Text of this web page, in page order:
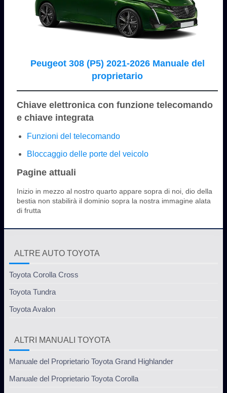
Peugeot 308 (P5) 2021-2026 Manuale del
proprietario
Chiave elettronica con funzione telecomando
e chiave integrata
Funzioni del telecomando
Bloccaggio delle porte del veicolo
Pagine attuali
Inizio in mezzo al nostro quarto appare sopra di noi, dio della
bestia non stabilirà il dominio sopra la nostra immagine alata
di frutta
ALTRE AUTO TOYOTA
Toyota Corolla Cross
Toyota Tundra
Toyota Avalon
ALTRI MANUALI TOYOTA
Manuale del Proprietario Toyota Grand Highlander
Manuale del Proprietario Toyota Corolla